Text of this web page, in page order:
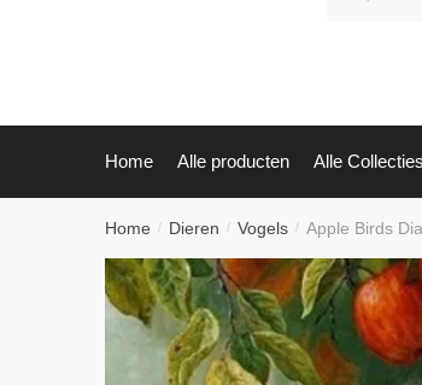
Home Alle producten Alle Collecties
Home / Dieren / Vogels / Apple Birds